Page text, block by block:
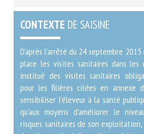
CONTEXTE DE SAISINE
D’après l’arrêté du 24 septembre
en place les visites sanitaires dans
est institué des visites
élevage pour les filières citées en
est de sensibiliser l’éleveur à la
vétérinaire ainsi qu’aux moyens
maîtrise des risques sanitaires de